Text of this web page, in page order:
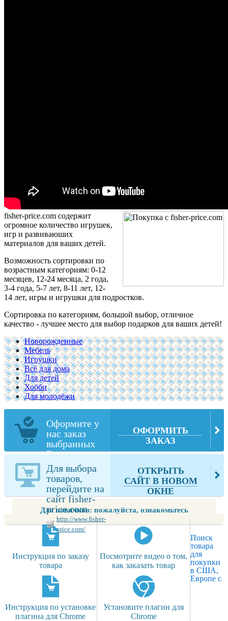
fisher-price.com содержит
огромное количество игрушек,
игр и развиваюших
материалов для ваших детей.
Возможность сортировки по
возрастным категориям: 0-12
месяцев, 12-24 месяца, 2 года,
3-4 года, 5-7 лет, 8-11 лет, 12-
14 лет, игры и игрушки для подростков.
Сортировка по категориям, большой выбор, отличное
качество - лучшее место для выбор подарков для ваших детей!
Новорожденные
Мебель
Игрушки
Всё для дома
Для детей
Хобби
Для молодёжи
Оформите у
нас заказ
выбранных
Вами товаров
из fisher-
price.com
ОФОРМИТЬ
ЗАКАЗ
Для выбора
товаров,
перейдите на
сайт fisher-
price.com
http://www.fisher-
price.com/
ОТКРЫТЬ
САЙТ В НОВОМ
ОКНЕ
Для новичков: пожалуйста, ознакомьтесь
Инструкция по заказу
товара
Посмотрите видео о том,
как заказать товар
Инструкция по установке
плагина для Chrome
Установите плагин для
Chrome
Поиск
товара
для
покупки
в США,
Европе с